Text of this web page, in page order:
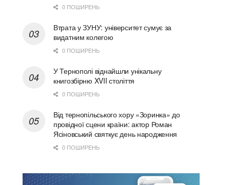
0 ПОШИРЕНЬ
Втрата у ЗУНУ: університет сумує за
видатним колегою
0 ПОШИРЕНЬ
У Тернополі віднайшли унікальну
книгозбірню XVII століття
0 ПОШИРЕНЬ
Від тернопільського хору «Зоринка» до
провідної сцени країни: актор Роман
Ясіновський святкує день народження
0 ПОШИРЕНЬ